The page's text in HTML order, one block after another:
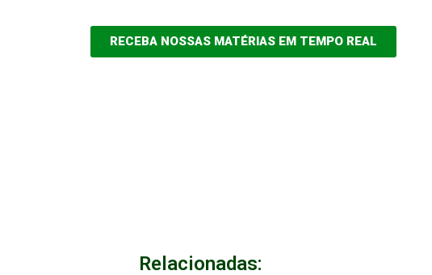
RECEBA NOSSAS MATÉRIAS EM TEMPO REAL
Relacionadas: